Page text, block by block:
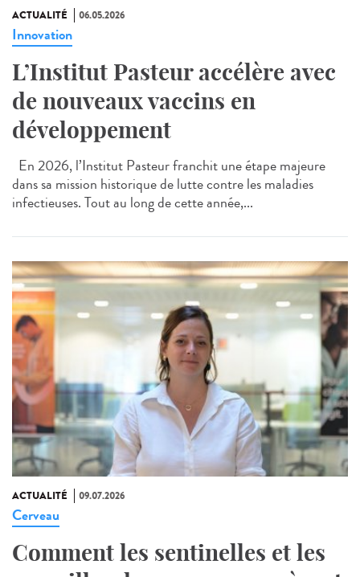
ACTUALITÉ 06.05.2026
Innovation
L’Institut Pasteur accélère avec
de nouveaux vaccins en
développement
En 2026, l’Institut Pasteur franchit une étape majeure
dans sa mission historique de lutte contre les maladies
infectieuses. Tout au long de cette année,...
ACTUALITÉ 09.07.2026
Cerveau
Comment les sentinelles et les